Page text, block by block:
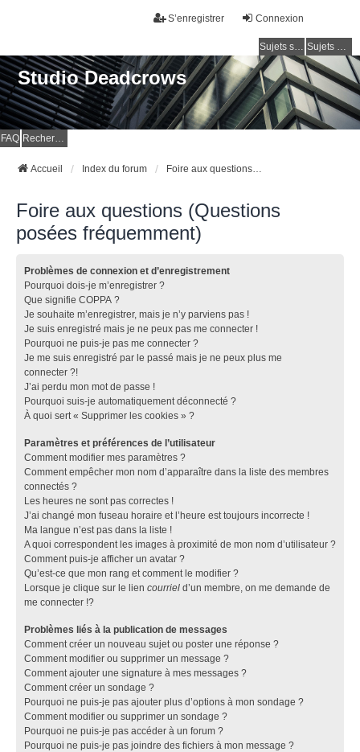
Connexion
S’enregistrer
Sujets sans réponse Sujets actifs
Studio Deadcrows
FAQ Rechercher
Accueil Index du forum Foire aux questions (Questions posées fréquemment)
Foire aux questions (Questions
posées fréquemment)
Problèmes de connexion et d’enregistrement
Pourquoi dois-je m’enregistrer ?
Que signifie COPPA ?
Je souhaite m’enregistrer, mais je n’y parviens pas !
Je suis enregistré mais je ne peux pas me connecter !
Pourquoi ne puis-je pas me connecter ?
Je me suis enregistré par le passé mais je ne peux plus me
connecter ?!
J’ai perdu mon mot de passe !
Pourquoi suis-je automatiquement déconnecté ?
À quoi sert « Supprimer les cookies » ?
Paramètres et préférences de l’utilisateur
Comment modifier mes paramètres ?
Comment empêcher mon nom d’apparaître dans la liste des membres
connectés ?
Les heures ne sont pas correctes !
J’ai changé mon fuseau horaire et l’heure est toujours incorrecte !
Ma langue n’est pas dans la liste !
A quoi correspondent les images à proximité de mon nom d’utilisateur ?
Comment puis-je afficher un avatar ?
Qu’est-ce que mon rang et comment le modifier ?
Lorsque je clique sur le lien courriel d’un membre, on me demande de
me connecter !?
Problèmes liés à la publication de messages
Comment créer un nouveau sujet ou poster une réponse ?
Comment modifier ou supprimer un message ?
Comment ajouter une signature à mes messages ?
Comment créer un sondage ?
Pourquoi ne puis-je pas ajouter plus d’options à mon sondage ?
Comment modifier ou supprimer un sondage ?
Pourquoi ne puis-je pas accéder à un forum ?
Pourquoi ne puis-je pas joindre des fichiers à mon message ?